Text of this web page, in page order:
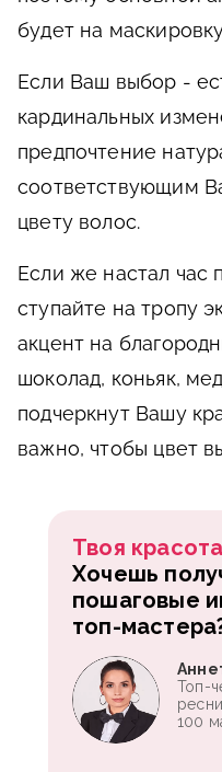
будет на
Если Ваш выбор -
кардинальных
предпочтение
соответствующим
цвету волос.
Если же настал час
ступайте на тропу
акцент на
шоколад, коньяк,
подчеркнут Вашу
важно, чтобы цвет
Твоя
Хочешь
пошаговые
топ-
Топ-
100